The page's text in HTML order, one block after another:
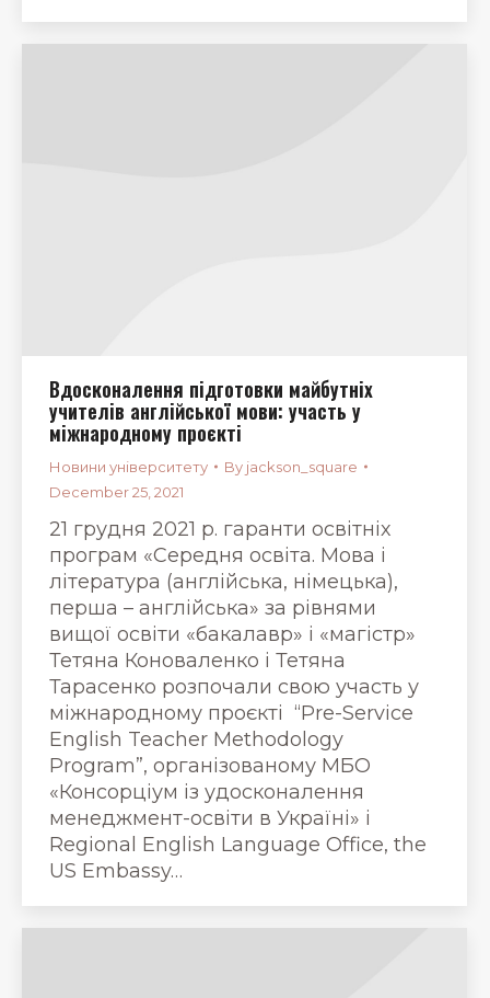
Вдосконалення підготовки майбутніх
учителів англійської мови: участь у
міжнародному проєкті
Новини університету By jackson_square
December 25, 2021
21 грудня 2021 р. гаранти освітніх
програм «Середня освіта. Мова і
література (англійська, німецька),
перша – англійська» за рівнями
вищої освіти «бакалавр» і «магістр»
Тетяна Коноваленко і Тетяна
Тарасенко розпочали свою участь у
міжнародному проєкті “Pre-Service
English Teacher Methodology
Program”, організованому МБО
«Консорціум із удосконалення
менеджмент-освіти в Україні» і
Regional English Language Office, the
US Embassy…